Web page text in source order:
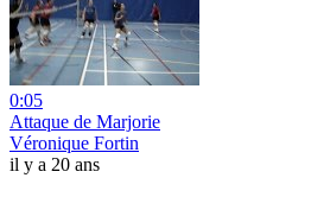
0:05
Attaque de Marjorie
Véronique Fortin
il y a 20 ans